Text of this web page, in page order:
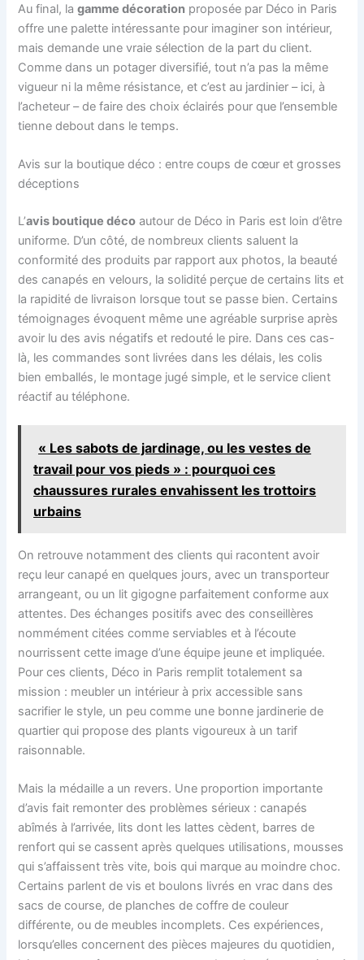
Au final, lagamme décoration proposée par Déco in Paris
offre une palette intéressante pour imaginer son intérieur,
mais demande une vraie sélection de la part du client.
Comme dans un potager diversifié, tout n’a pas la même
vigueur ni la même résistance, et c’est au jardinier – ici, à
l’acheteur – de faire des choix éclairés pour que l’ensemble
tienne debout dans le temps.
Avis sur la boutique déco : entre coups de cœur et grosses
déceptions
L’avis boutique déco autour de Déco in Paris est loin d’être
uniforme. D’un côté, de nombreux clients saluent la
conformité des produits par rapport aux photos, la beauté
des canapés en velours, la solidité perçue de certains lits et
la rapidité de livraison lorsque tout se passe bien. Certains
témoignages évoquent même une agréable surprise après
avoir lu des avis négatifs et redouté le pire. Dans ces cas-
là, les commandes sont livrées dans les délais, les colis
bien emballés, le montage jugé simple, et le service client
réactif au téléphone.
« Les sabots de jardinage, ou les vestes de
travail pour vos pieds » : pourquoi ces
chaussures rurales envahissent les trottoirs
urbains
On retrouve notamment des clients qui racontent avoir
reçu leur canapé en quelques jours, avec un transporteur
arrangeant, ou un lit gigogne parfaitement conforme aux
attentes. Des échanges positifs avec des conseillères
nommément citées comme serviables et à l’écoute
nourrissent cette image d’une équipe jeune et impliquée.
Pour ces clients, Déco in Paris remplit totalement sa
mission : meubler un intérieur à prix accessible sans
sacrifier le style, un peu comme une bonne jardinerie de
quartier qui propose des plants vigoureux à un tarif
raisonnable.
Mais la médaille a un revers. Une proportion importante
d’avis fait remonter des problèmes sérieux : canapés
abîmés à l’arrivée, lits dont les lattes cèdent, barres de
renfort qui se cassent après quelques utilisations, mousses
qui s’affaissent très vite, bois qui marque au moindre choc.
Certains parlent de vis et boulons livrés en vrac dans des
sacs de course, de planches de coffre de couleur
différente, ou de meubles incomplets. Ces expériences,
lorsqu’elles concernent des pièces majeures du quotidien,